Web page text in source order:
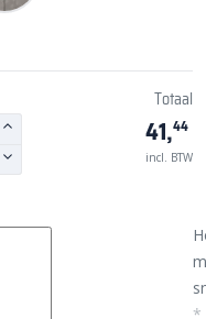
Totaal
41,44
incl. BTW
*